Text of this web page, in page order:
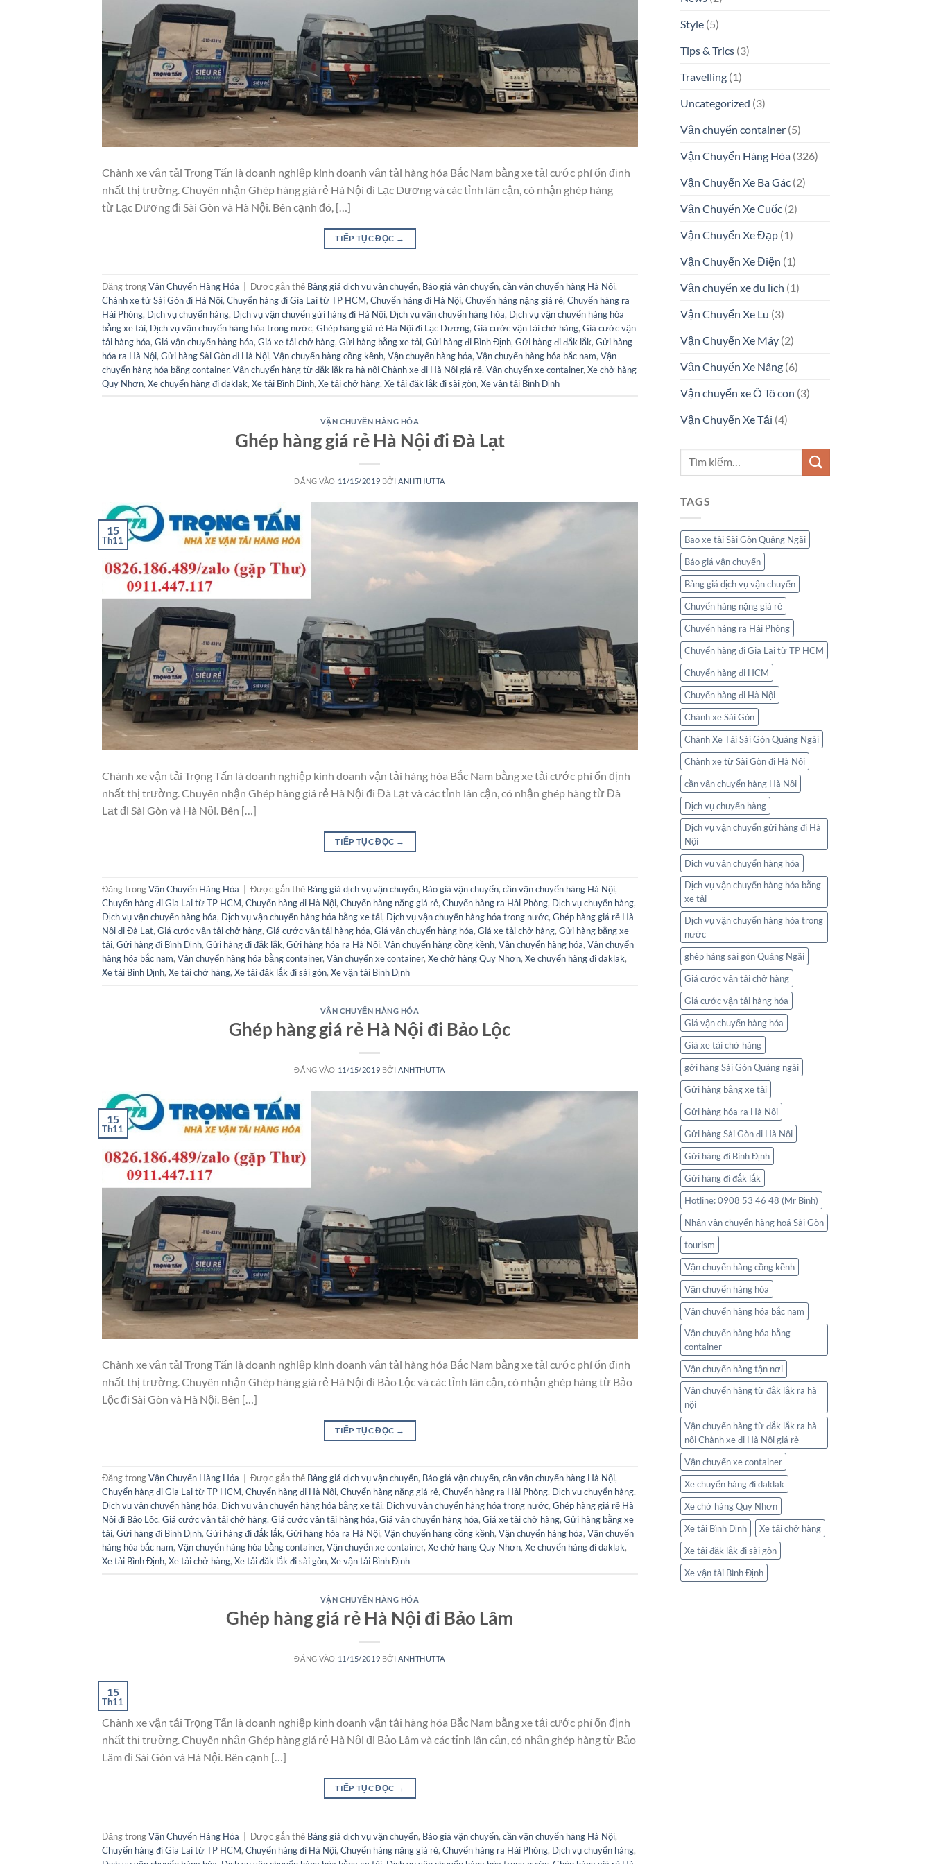
Chành xe vận tải Trọng Tấn là doanh nghiệp kinh doanh vận tải hàng hóa Bắc Nam bằng xe tải cước phí ổn định
nhất thị trường. Chuyên nhận Ghép hàng giá rẻ Hà Nội đi Lạc Dương và các tỉnh lân cận, có nhận ghép hàng
từ Lạc Dương đi Sài Gòn và Hà Nội. Bên cạnh đó, […]
TIẾP TỤC ĐỌC →
Đăng trongVận Chuyển Hàng Hóa Được gắn thẻ Bảng giá dịch vụ vận chuyển, Báo giá vận chuyển, cần vận chuyển hàng Hà Nội,
Chành xe từ Sài Gòn đi Hà Nội, Chuyển hàng đi Gia Lai từ TP HCM, Chuyển hàng đi Hà Nội, Chuyển hàng nặng giá rẻ, Chuyển hàng ra
Hải Phòng, Dịch vụ chuyển hàng, Dịch vụ vận chuyển gửi hàng đi Hà Nội, Dịch vụ vận chuyển hàng hóa, Dịch vụ vận chuyển hàng hóa
bằng xe tải, Dịch vụ vận chuyển hàng hóa trong nước, Ghép hàng giá rẻ Hà Nội đi Lạc Dương, Giá cước vận tải chở hàng, Giá cước vận
tải hàng hóa, Giá vận chuyển hàng hóa, Giá xe tải chở hàng, Gửi hàng bằng xe tải, Gửi hàng đi Bình Định, Gửi hàng đi đắk lắk, Gửi hàng
hóa ra Hà Nội, Gửi hàng Sài Gòn đi Hà Nội, Vận chuyển hàng cồng kềnh, Vận chuyển hàng hóa, Vận chuyển hàng hóa bắc nam, Vận
chuyển hàng hóa bằng container, Vận chuyển hàng từ đắk lắk ra hà nội Chành xe đi Hà Nội giá rẻ, Vận chuyển xe container, Xe chở hàng
Quy Nhơn, Xe chuyển hàng đi daklak, Xe tải Bình Định, Xe tải chở hàng, Xe tải đăk lắk đi sài gòn, Xe vận tải Bình Định
VẬN CHUYỂN HÀNG HÓA
Ghép hàng giá rẻ Hà Nội đi Đà Lạt
ĐĂNG VÀO 11/15/2019 BỞI ANHTHUTTA
15
Th11
Chành xe vận tải Trọng Tấn là doanh nghiệp kinh doanh vận tải hàng hóa Bắc Nam bằng xe tải cước phí ổn định
nhất thị trường. Chuyên nhận Ghép hàng giá rẻ Hà Nội đi Đà Lạt và các tỉnh lân cận, có nhận ghép hàng từ Đà
Lạt đi Sài Gòn và Hà Nội. Bên […]
TIẾP TỤC ĐỌC →
Đăng trongVận Chuyển Hàng Hóa Được gắn thẻ Bảng giá dịch vụ vận chuyển, Báo giá vận chuyển, cần vận chuyển hàng Hà Nội,
Chuyển hàng đi Gia Lai từ TP HCM, Chuyển hàng đi Hà Nội, Chuyển hàng nặng giá rẻ, Chuyển hàng ra Hải Phòng, Dịch vụ chuyển hàng,
Dịch vụ vận chuyển hàng hóa, Dịch vụ vận chuyển hàng hóa bằng xe tải, Dịch vụ vận chuyển hàng hóa trong nước, Ghép hàng giá rẻ Hà
Nội đi Đà Lạt, Giá cước vận tải chở hàng, Giá cước vận tải hàng hóa, Giá vận chuyển hàng hóa, Giá xe tải chở hàng, Gửi hàng bằng xe
tải, Gửi hàng đi Bình Định, Gửi hàng đi đắk lắk, Gửi hàng hóa ra Hà Nội, Vận chuyển hàng cồng kềnh, Vận chuyển hàng hóa, Vận chuyển
hàng hóa bắc nam, Vận chuyển hàng hóa bằng container, Vận chuyển xe container, Xe chở hàng Quy Nhơn, Xe chuyển hàng đi daklak,
Xe tải Bình Định, Xe tải chở hàng, Xe tải đăk lắk đi sài gòn, Xe vận tải Bình Định
VẬN CHUYỂN HÀNG HÓA
Ghép hàng giá rẻ Hà Nội đi Bảo Lộc
ĐĂNG VÀO 11/15/2019 BỞI ANHTHUTTA
15
Th11
Chành xe vận tải Trọng Tấn là doanh nghiệp kinh doanh vận tải hàng hóa Bắc Nam bằng xe tải cước phí ổn định
nhất thị trường. Chuyên nhận Ghép hàng giá rẻ Hà Nội đi Bảo Lộc và các tỉnh lân cận, có nhận ghép hàng từ Bảo
Lộc đi Sài Gòn và Hà Nội. Bên […]
TIẾP TỤC ĐỌC →
Đăng trongVận Chuyển Hàng Hóa Được gắn thẻ Bảng giá dịch vụ vận chuyển, Báo giá vận chuyển, cần vận chuyển hàng Hà Nội,
Chuyển hàng đi Gia Lai từ TP HCM, Chuyển hàng đi Hà Nội, Chuyển hàng nặng giá rẻ, Chuyển hàng ra Hải Phòng, Dịch vụ chuyển hàng,
Dịch vụ vận chuyển hàng hóa, Dịch vụ vận chuyển hàng hóa bằng xe tải, Dịch vụ vận chuyển hàng hóa trong nước, Ghép hàng giá rẻ Hà
Nội đi Bảo Lộc, Giá cước vận tải chở hàng, Giá cước vận tải hàng hóa, Giá vận chuyển hàng hóa, Giá xe tải chở hàng, Gửi hàng bằng xe
tải, Gửi hàng đi Bình Định, Gửi hàng đi đắk lắk, Gửi hàng hóa ra Hà Nội, Vận chuyển hàng cồng kềnh, Vận chuyển hàng hóa, Vận chuyển
hàng hóa bắc nam, Vận chuyển hàng hóa bằng container, Vận chuyển xe container, Xe chở hàng Quy Nhơn, Xe chuyển hàng đi daklak,
Xe tải Bình Định, Xe tải chở hàng, Xe tải đăk lắk đi sài gòn, Xe vận tải Bình Định
VẬN CHUYỂN HÀNG HÓA
Ghép hàng giá rẻ Hà Nội đi Bảo Lâm
ĐĂNG VÀO 11/15/2019 BỞI ANHTHUTTA
15
Th11
Chành xe vận tải Trọng Tấn là doanh nghiệp kinh doanh vận tải hàng hóa Bắc Nam bằng xe tải cước phí ổn định
nhất thị trường. Chuyên nhận Ghép hàng giá rẻ Hà Nội đi Bảo Lâm và các tỉnh lân cận, có nhận ghép hàng từ Bảo
Lâm đi Sài Gòn và Hà Nội. Bên cạnh […]
TIẾP TỤC ĐỌC →
Đăng trongVận Chuyển Hàng Hóa Được gắn thẻ Bảng giá dịch vụ vận chuyển, Báo giá vận chuyển, cần vận chuyển hàng Hà Nội,
Chuyển hàng đi Gia Lai từ TP HCM, Chuyển hàng đi Hà Nội, Chuyển hàng nặng giá rẻ, Chuyển hàng ra Hải Phòng, Dịch vụ chuyển hàng,
Style(5)
Tips & Trics(3)
Travelling(1)
Uncategorized (3)
Vận chuyển container(5)
Vận Chuyển Hàng Hóa(326)
Vận Chuyển Xe Ba Gác(2)
Vận Chuyển Xe Cuốc(2)
Vận Chuyển Xe Đạp(1)
Vận Chuyển Xe Điện (1)
Vận chuyển xe du lịch (1)
Vận Chuyển Xe Lu (3)
Vận Chuyển Xe Máy(2)
Vận Chuyển Xe Nâng(6)
Vận chuyển xe Ô Tô con (3)
Vận Chuyển Xe Tải (4)
TAGS
Bao xe tải Sài Gòn Quảng Ngãi
Báo giá vận chuyển
Bảng giá dịch vụ vận chuyển
Chuyển hàng nặng giá rẻ
Chuyển hàng ra Hải Phòng
Chuyển hàng đi Gia Lai từ TP HCM
Chuyển hàng đi HCM
Chuyển hàng đi Hà Nội
Chành xe Sài Gòn
Chành Xe Tải Sài Gòn Quảng Ngãi
Chành xe từ Sài Gòn đi Hà Nội
cần vận chuyển hàng Hà Nội
Dịch vụ chuyển hàng
Dịch vụ vận chuyển gửi hàng đi Hà
Nội
Dịch vụ vận chuyển hàng hóa
Dịch vụ vận chuyển hàng hóa bằng
xe tải
Dịch vụ vận chuyển hàng hóa trong
nước
ghép hàng sài gòn Quảng Ngãi
Giá cước vận tải chở hàng
Giá cước vận tải hàng hóa
Giá vận chuyển hàng hóa
Giá xe tải chở hàng
gởi hàng Sài Gòn Quảng ngãi
Gửi hàng bằng xe tải
Gửi hàng hóa ra Hà Nội
Gửi hàng Sài Gòn đi Hà Nội
Gửi hàng đi Bình Định
Gửi hàng đi đắk lắk
Hotline: 0908 53 46 48 (Mr Bình)
Nhận vận chuyển hàng hoá Sài Gòn
tourism
Vận chuyển hàng cồng kềnh
Vận chuyển hàng hóa
Vận chuyển hàng hóa bắc nam
Vận chuyển hàng hóa bằng
container
Vận chuyển hàng tận nơi
Vận chuyển hàng từ đắk lắk ra hà
nội
Vận chuyển hàng từ đắk lắk ra hà
nội Chành xe đi Hà Nội giá rẻ
Vận chuyển xe container
Xe chuyển hàng đi daklak
Xe chở hàng Quy Nhơn
Xe tải Bình Định
Xe tải chở hàng
Xe tải đăk lắk đi sài gòn
Xe vận tải Bình Định